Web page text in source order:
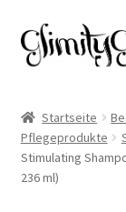
Zur
Navigation
Zum
Inhalt
Cookie-
Datenschutz
Startseite
Pflegeprodukte
Stimulating
236 ml)